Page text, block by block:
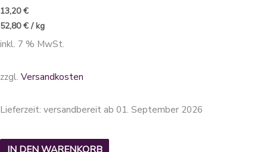
13,20€
52,80€/kg
inkl. 7 % MwSt.
zzgl. Versandkosten
Lieferzeit: versandbereit ab 01. September 2026
IN DEN WARENKORB